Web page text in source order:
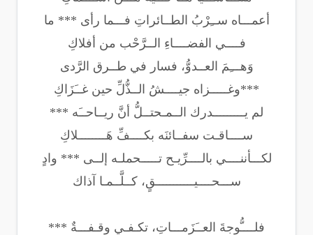
أعمـــاه ســِرْبُ الطــائراتِ فـــما رأى *** ما
فــــي الفضــــاءِ الــرَّحْب من أفلاكِ
وَهـــِمَ العــدوُّ، فسار في طــرق الرَّدى
***وغـــــزاه جيــــشُ الــذُّلِّ حين غــَزَاكِ
لم يـــــــــدرك الــمـحتــلُّ أنَّ ريــاحــَه ***
ســــاقـت سفــائنَه بكــــفِّ هَــــــــلاكِ
لكـــأننــــي بالــــرِّيـح تـــــحملـه إلــى *** وادٍ
ســـحــــيـــــــــــقٍ، كــلَّــمـا آذاك
فلــــُّوجةَ العــَزَمـــاتِ، تكـفـي وقـفـــةٌ ***